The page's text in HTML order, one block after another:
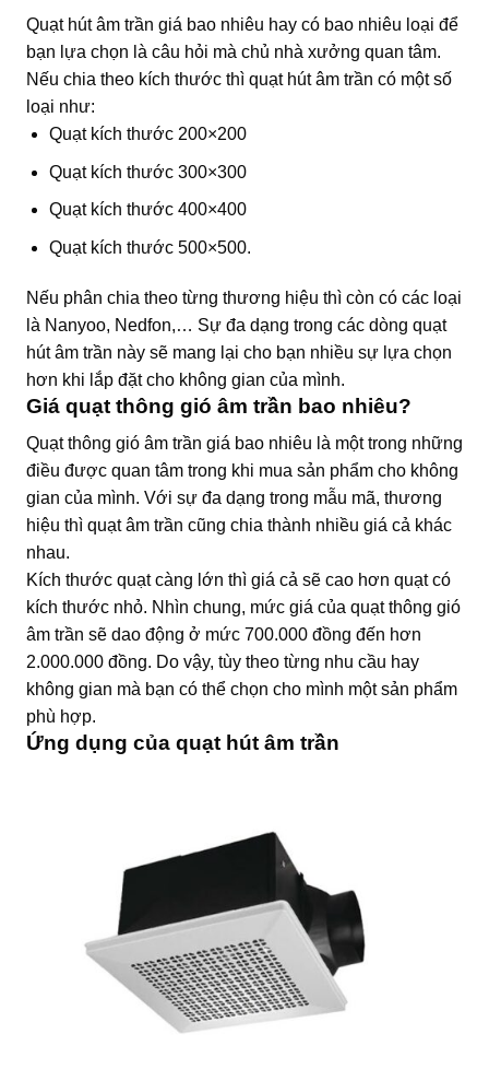
Quạt hút âm trần giá bao nhiêu hay có bao nhiêu loại để
bạn lựa chọn là câu hỏi mà chủ nhà xưởng quan tâm.
Nếu chia theo kích thước thì quạt hút âm trần có một số
loại như:
Quạt kích thước 200×200
Quạt kích thước 300×300
Quạt kích thước 400×400
Quạt kích thước 500×500.
Nếu phân chia theo từng thương hiệu thì còn có các loại
là Nanyoo, Nedfon,… Sự đa dạng trong các dòng quạt
hút âm trần này sẽ mang lại cho bạn nhiều sự lựa chọn
hơn khi lắp đặt cho không gian của mình.
Giá quạt thông gió âm trần bao nhiêu?
Quạt thông gió âm trần giá bao nhiêu là một trong những
điều được quan tâm trong khi mua sản phẩm cho không
gian của mình. Với sự đa dạng trong mẫu mã, thương
hiệu thì quạt âm trần cũng chia thành nhiều giá cả khác
nhau.
Kích thước quạt càng lớn thì giá cả sẽ cao hơn quạt có
kích thước nhỏ. Nhìn chung, mức giá của quạt thông gió
âm trần sẽ dao động ở mức 700.000 đồng đến hơn
2.000.000 đồng. Do vậy, tùy theo từng nhu cầu hay
không gian mà bạn có thể chọn cho mình một sản phẩm
phù hợp.
Ứng dụng của quạt hút âm trần